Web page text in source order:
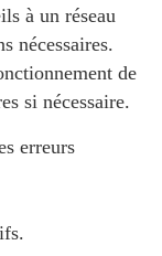
à un réseau
nécessaires.
de
si nécessaire.
erreurs